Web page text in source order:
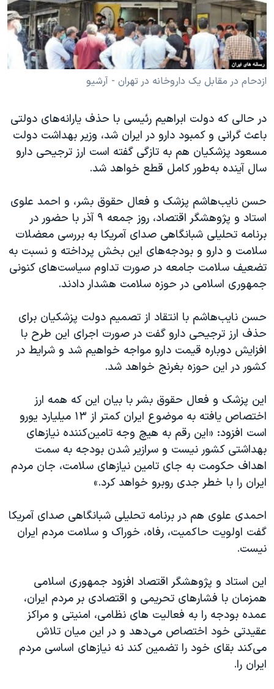
فرهنگ و زندگی
حقوق شهروندی
اقتصادی
علم و فناوری
گالری عکس
آرشیو پخش زنده
مستندها
انتخابات ریاست جمهوری آمریکا ۲۰۲۴
حمله جمهوری اسلامی به اسرائیل
رمز مهسا
اعتراضات زن، زندگی، آزادی
مجموعه مستندهای دادخواهی
تریبونال مردمی آبان ۹۸
چهل سال گروگان‌گیری
قانون شفافیت دارائی کادر رهبری ایران
اعتراضات مردمی آبان ۹۸
اسرائیل در جنگ
همایش محافظه‌کاران آمریکا «سی‌پک»
صفحه‌های ویژه
سفر پرزیدنت ترامپ به چین
دنبال کنید
ازدحام در مقابل یک داروخانه در تهران - آرشیو
در حالی که دولت ابراهیم رئیسی با حذف یارانه‌های دولتی
باعث گرانی و کمبود دارو در ایران شد، وزیر بهداشت دولت
مسعود پزشکیان هم به تازگی گفته است ارز ترجیحی دارو
سال آینده به‌طور کامل قطع خواهد شد.
حسن نایب‌هاشم پزشک و فعال حقوق بشر، و احمد علوی
استاد و پژوهشگر اقتصاد، روز جمعه ۹ آذر با حضور در
برنامه تحلیلی شبانگاهی صدای آمریکا به بررسی معضلات
سلامت و دارو و بودجه‌های این بخش پرداخته و نسبت به
تضعیف سلامت جامعه در صورت تداوم سیاست‌های کنونی
جمهوری اسلامی در حوزه سلامت هشدار دادند.
حسن نایب‌هاشم با انتقاد از تصمیم دولت پزشکیان برای
حذف ارز ترجیحی دارو گفت در صورت اجرای این طرح با
افزایش دوباره قیمت دارو مواجه خواهیم شد و شرایط در
کشور در این حوزه بغرنج خواهد شد.
این پزشک و فعال حقوق بشر با بیان این که همه ارز
اختصاص یافته به موضوع ایران کمتر از ۱۳ میلیارد یورو
است افزود: «این رقم به هیچ وجه تامین‌کننده نیازهای
بهداشتی کشور نیست و سرازیر شدن بودجه به سمت
اهداف حکومت به جای تامین نیازهای سلامت، جان مردم
ایران را با خطر جدی روبرو خواهد کرد.»
احمدی علوی هم در برنامه تحلیلی شبانگاهی صدای آمریکا
گفت اولویت حاکمیت، رفاه، خوراک و سلامت مردم ایران
نیست.
این استاد و پژوهشگر اقتصاد افزود جمهوری اسلامی
همزمان با فشارهای تحریمی و اقتصادی بر مردم ایران،
عمده بودجه را به فعالیت های نظامی، امنیتی و مراکز
عقیدتی خود اختصاص می‌دهد و در این میان تلاش
می‌کند بقای خود را تضمین کند نه نیازهای اساسی مردم
ایران را.